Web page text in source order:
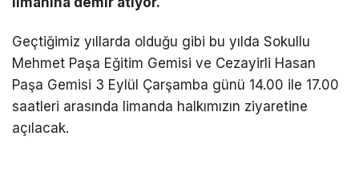
Geçtiğimiz yıllarda olduğu gibi bu yılda Sokullu
Mehmet Paşa Eğitim Gemisi ve Cezayirli Hasan
Paşa Gemisi 3 Eylül Çarşamba günü 14.00 ile 17.00
saatleri arasında limanda halkımızın ziyaretine
açılacak.